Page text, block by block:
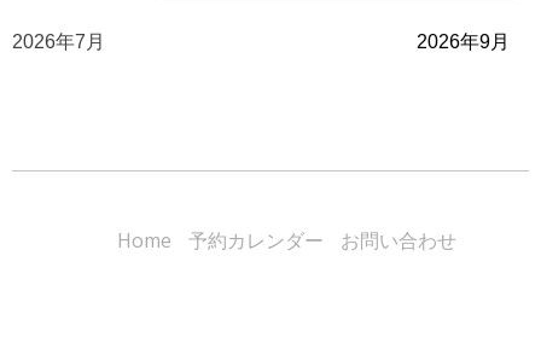
2026年7月 2026年9月
Home 予約カレンダー お問い合わせ